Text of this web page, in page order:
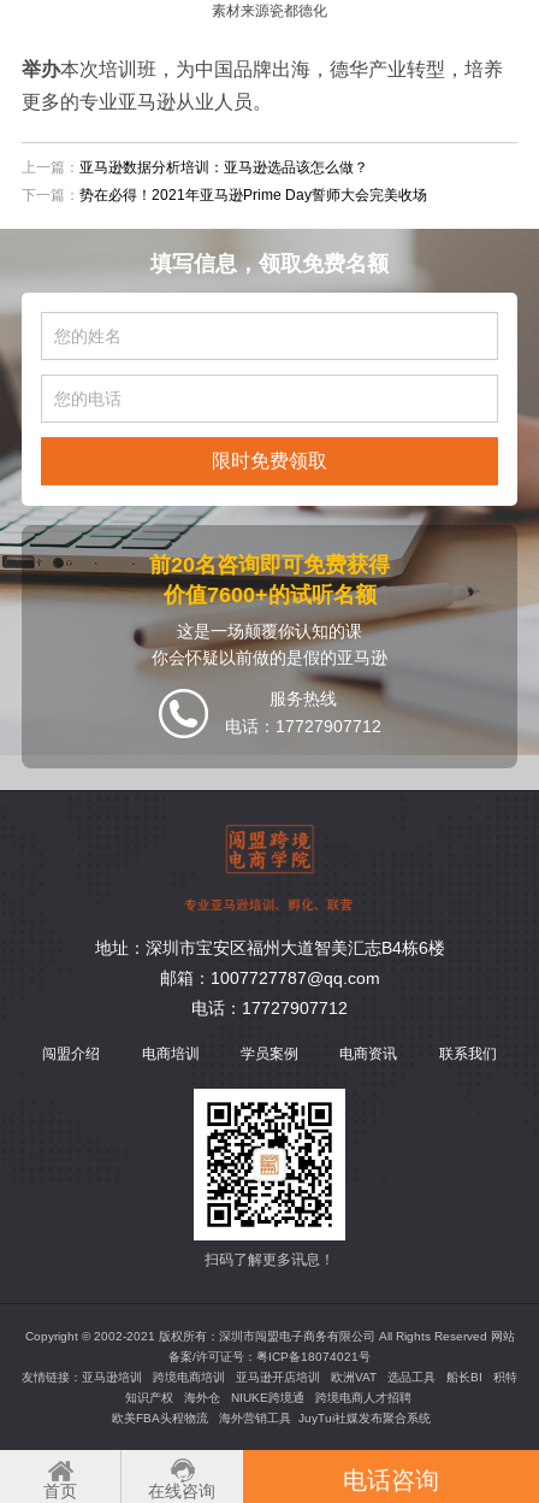
素材来源瓷都德化
举办本次培训班， 为中国品牌出海，德华产业转型，培养
更多的专业亚马逊从业人员。
上一篇： 亚马逊数据分析培训：亚马逊选品该怎么做？
下一篇： 势在必得！2021年亚马逊Prime Day誓师大会完美收场
填写信息，领取免费名额
限时免费领取
前20名咨询即可免费获得
价值7600+的试听名额
这是一场颠覆你认知的课
你会怀疑以前做的是假的亚马逊
服务热线
电话：17727907712
地址：深圳市宝安区福州大道智美汇志B4栋6楼
邮箱：1007727787@qq.com
电话：17727907712
闯盟介绍 电商培训 学员案例 电商资讯 联系我们
扫码了解更多讯息！
Copyright © 2002-2021 版权所有：深圳市闯盟电子商务有限公司 All Rights Reserved 网站
备案/许可证号： 粤ICP备18074021号
友情链接： 亚马逊培训 跨境电商培训 亚马逊开店培训 欧洲VAT 选品工具 船长BI
积特
知识产权
海外仓 NIUKE跨境通
跨境电商人才招聘
欧美FBA头程物流
海外营销工具 JuyTui社媒发布聚合系统
首页 在线咨询 电话咨询